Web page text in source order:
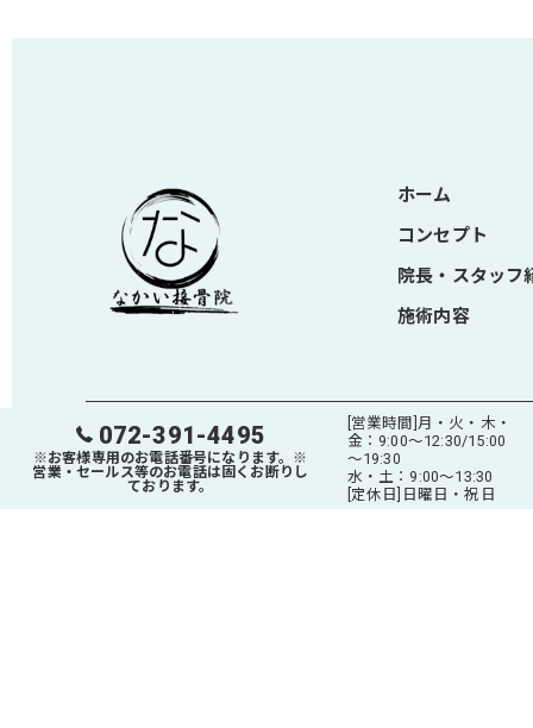
072-391-4495
※お客様専用のお電話番号になります。※
営業・セールス等のお電話は固くお断りし
ております。
[営業時間]月・火・木・
金：9:00～12:30/15:00
～19:30
水・土：9:00～13:30
[定休日]日曜日・祝日
ホーム
コンセプト
院長・スタッフ
施術内容
© 2026 大阪府枚方市の接骨院ならなかい接骨院 ALL RIGHTS